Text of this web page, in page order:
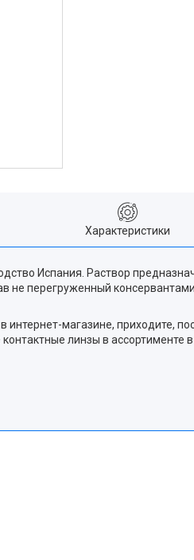
Характеристики
Испания. Раствор
не перегруженный
магазине, приходите,
линзы в